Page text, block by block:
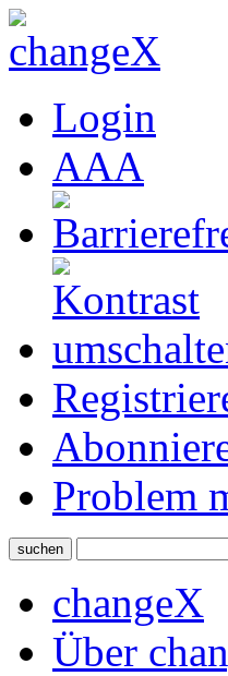
Login
AAA
Problem
suchen
changeX
Über